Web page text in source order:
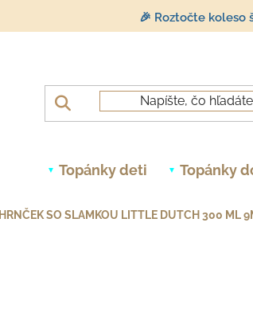
🎉 Roztočte koleso
Topánky deti Topánky
HRNČEK SO SLAMKOU LITTLE DUTCH 300 ML